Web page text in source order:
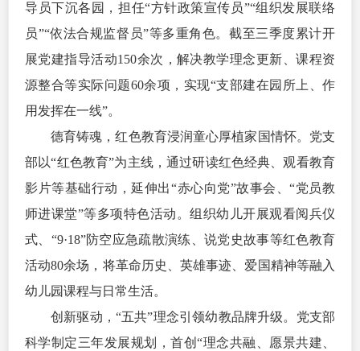
导员下沉各园，担任“方针政策宣传员”“组织发展联络
员”“依法合规监督员”等多重角色。截至三季度累计开
展党建指导活动150余次，解决教学理念更新、课程资
源整合等实际问题60余项，实现“支部建在园所上、作
用发挥在一线”。
德育铸魂，红色教育浸润童心厚植家国情怀。党支
部以“红色教育”为主线，通过研读红色经典、观看教育
影片等基础行动，延伸出“赤心向党”故事会、“党员教
师进课堂”等多项特色活动。组织幼儿开展观看阅兵仪
式、“9·18”防空应急疏散演练、说党史故事等红色教育
活动80余场，将革命历史、英雄事迹、爱国精神等融入
幼儿园课程与日常生活。
创新驱动，“五共”理念引领幼教品牌升级。党支部
科学制定三年发展规划，首创“理念共融、愿景共建、